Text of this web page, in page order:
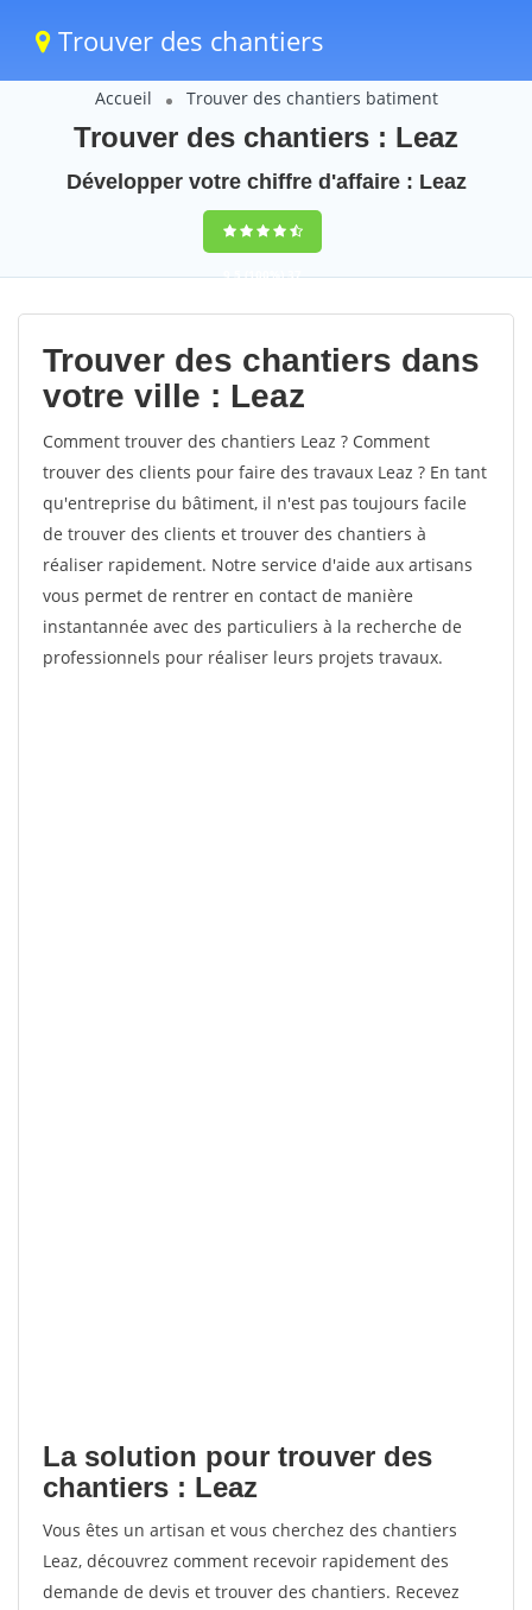
Trouver des chantiers
Accueil Trouver des chantiers batiment
Trouver des chantiers : Leaz
Développer votre chiffre d'affaire : Leaz
9,5(100%)37
votes
Trouver des chantiers dans
votre ville : Leaz
Comment trouver des chantiers Leaz ? Comment
trouver des clients pour faire des travaux Leaz ? En tant
qu'entreprise du bâtiment, il n'est pas toujours facile
de trouver des clients et trouver des chantiers à
réaliser rapidement. Notre service d'aide aux artisans
vous permet de rentrer en contact de manière
instantannée avec des particuliers à la recherche de
professionnels pour réaliser leurs projets travaux.
La solution pour trouver des
chantiers : Leaz
Vous êtes un artisan et vous cherchez des chantiers
Leaz, découvrez comment recevoir rapidement des
demande de devis et trouver des chantiers. Recevez